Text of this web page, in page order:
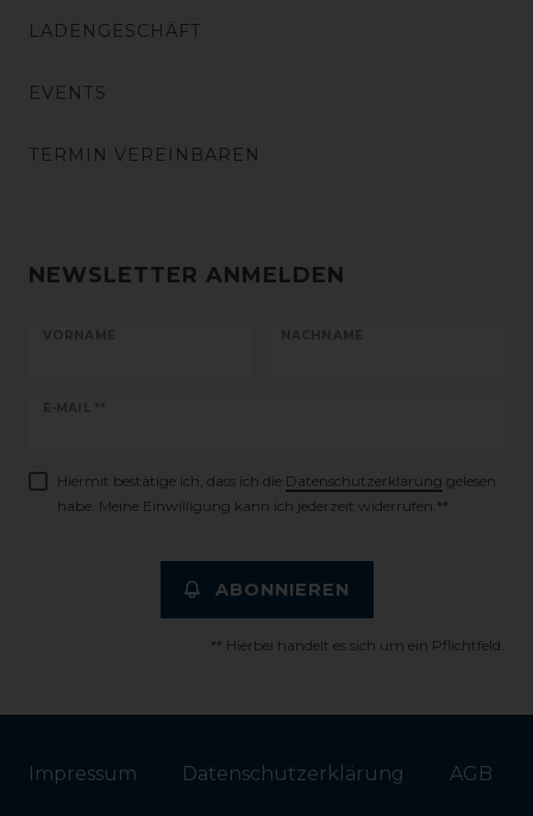
LADENGESCHÄFT
EVENTS
TERMIN VEREINBAREN
NEWSLETTER ANMELDEN
VORNAME NACHNAME
E-MAIL **
Newsletter
Hiermit bestätige ich, dass ich die Daten­schutz­erklärung gelesen
habe. Meine Einwilligung kann ich jederzeit widerrufen.**
ABONNIEREN
** Hierbei handelt es sich um ein Pflichtfeld.
Impressum Daten­schutz­erklärung AGB